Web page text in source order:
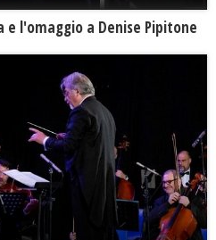
e l'omaggio a Denise Pipitone